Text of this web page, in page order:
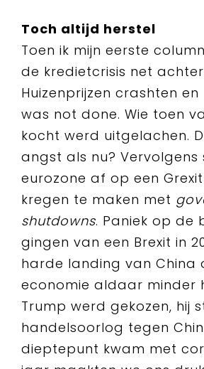
Toch altijd herstel
Toen ik mijn eerste
de kredietcrisis net
Huizenprijzen crashten
was not done. Wie toen
kocht werd uitgelachen.
angst als nu? Vervolgens
eurozone af op een Grexit
kregen te maken met
shutdowns. Paniek op de
gingen van een Brexit in
harde landing van China
economie aldaar minder
Trump werd gekozen, hij
handelsoorlog tegen
dieptepunt kwam met